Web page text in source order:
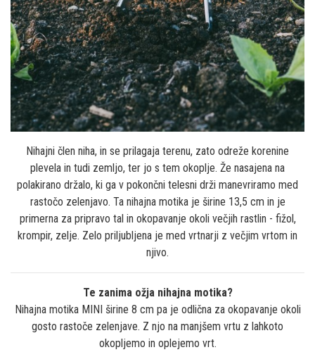
Nihajni člen niha, in se prilagaja terenu, zato odreže korenine
plevela in tudi zemljo, ter jo s tem okoplje. Že nasajena na
polakirano držalo, ki ga v pokončni telesni drži manevriramo med
rastočo zelenjavo. Ta nihajna motika je širine 13,5 cm in je
primerna za pripravo tal in okopavanje okoli večjih rastlin - fižol,
krompir, zelje. Zelo priljubljena je med vrtnarji z večjim vrtom in
njivo.
Te zanima ožja nihajna motika?
Nihajna motika MINI širine 8 cm pa je odlična za okopavanje okoli
gosto rastoče zelenjave. Z njo na manjšem vrtu z lahkoto
okopljemo in oplejemo vrt.